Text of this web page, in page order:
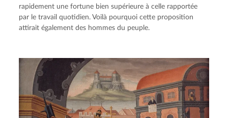
rapidement une fortune bien supérieure à celle rapportée
par le travail quotidien. Voilà pourquoi cette proposition
attirait également des hommes du peuple.